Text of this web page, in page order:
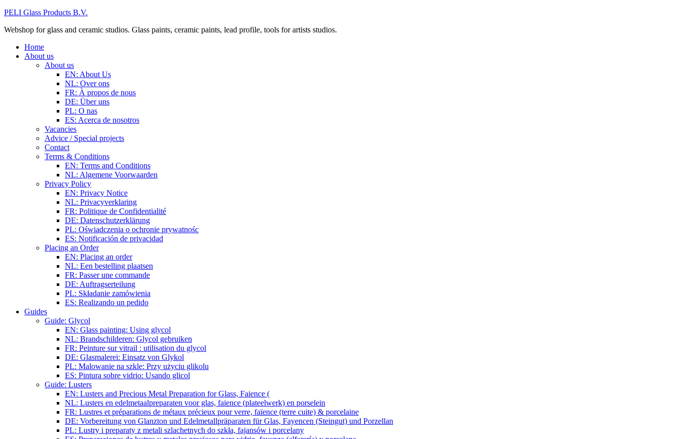
PELI Glass Products B.V.
Webshop for glass and ceramic studios. Glass paints, ceramic paints, lead profile, tools for artists studios.
Home
About us
About us
EN: About Us
NL: Over ons
FR: À propos de nous
DE: Über uns
PL: O nas
ES: Acerca de nosotros
Vacancies
Advice / Special projects
Contact
Terms & Conditions
EN: Terms and Conditions
NL: Algemene Voorwaarden
Privacy Policy
EN: Privacy Notice
NL: Privacyverklaring
FR: Politique de Confidentialité
DE: Datenschutzerklärung
PL: Oświadczenia o ochronie prywatnośc
ES: Notificación de privacidad
Placing an Order
EN: Placing an order
NL: Een bestelling plaatsen
FR: Passer une commande
DE: Auftragserteilung
PL: Składanie zamówienia
ES: Realizando un pedido
Guides
Guide: Glycol
EN: Glass painting: Using glycol
NL: Brandschilderen: Glycol gebruiken
FR: Peinture sur vitrail : utilisation du glycol
DE: Glasmalerei: Einsatz von Glykol
PL: Malowanie na szkle: Przy użyciu glikolu
ES: Pintura sobre vidrio: Usando glicol
Guide: Lusters
EN: Lusters and Precious Metal Preparation for Glass, Faience (
NL: Lusters en edelmetaalpreparaten voor glas, faience (plateelwerk) en porselein
FR: Lustres et préparations de métaux précieux pour verre, faïence (terre cuite) & porcelaine
DE: Vorbereitung von Glanzton und Edelmetallpräparaten für Glas, Fayencen (Steingut) und Porzellan
PL: Lustry i preparaty z metali szlachetnych do szkła, fajansów i porcelany